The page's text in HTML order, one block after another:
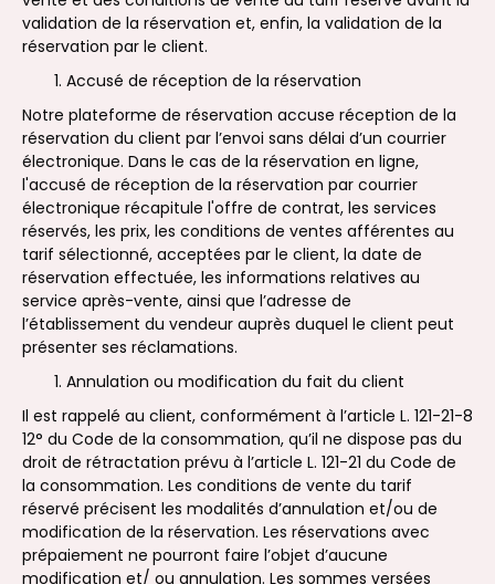
validation de la réservation et, enfin, la validation de la
réservation par le client.
Accusé de réception de la réservation
Notre plateforme de réservation accuse réception de la
réservation du client par l’envoi sans délai d’un courrier
électronique. Dans le cas de la réservation en ligne,
l'accusé de réception de la réservation par courrier
électronique récapitule l'offre de contrat, les services
réservés, les prix, les conditions de ventes afférentes au
tarif sélectionné, acceptées par le client, la date de
réservation effectuée, les informations relatives au
service après-vente, ainsi que l’adresse de
l’établissement du vendeur auprès duquel le client peut
présenter ses réclamations.
Annulation ou modification du fait du client
Il est rappelé au client, conformément à l’article L. 121-21-8
12° du Code de la consommation, qu’il ne dispose pas du
droit de rétractation prévu à l’article L. 121-21 du Code de
la consommation. Les conditions de vente du tarif
réservé précisent les modalités d’annulation et/ou de
modification de la réservation. Les réservations avec
prépaiement ne pourront faire l’objet d’aucune
modification et/ ou annulation. Les sommes versées